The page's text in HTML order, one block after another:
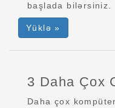
başlada bilərsiniz.
Yüklə »
3 Daha Çox
Daha çox